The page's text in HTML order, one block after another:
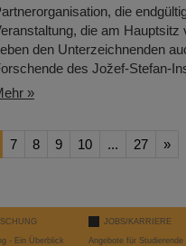
die
die am
den Unterzeichnenden
des Jožef-Stefan-
»
7 8 9 10 ... 27 »
- Ein Überblick
JOBS/KARRIERE
Angebote für Studierende